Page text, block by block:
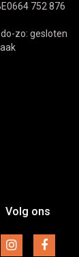
752 876
zo: gesloten
Volg ons